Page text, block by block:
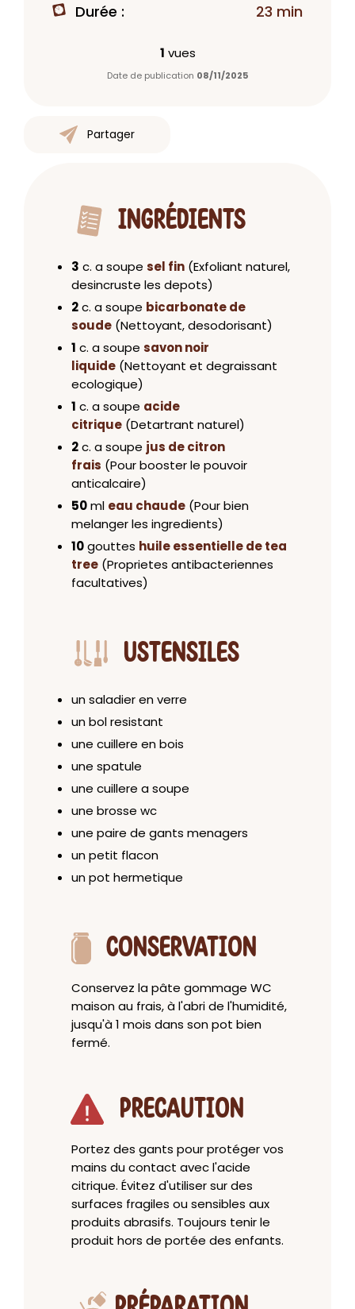
Durée : 23 min
1 vues
Date de publication 08/11/2025
Partager
INGRÉDIENTS
3 c. a soupe sel fin (Exfoliant naturel,
desincruste les depots)
2c. a soupe bicarbonate de
soude (Nettoyant, desodorisant)
1 c. a soupe savon noir
liquide (Nettoyant et degraissant
ecologique)
1 c. a soupe acide
citrique (Detartrant naturel)
2c. a soupe jus de citron
frais (Pour booster le pouvoir
anticalcaire)
50ml eau chaude (Pour bien
melanger les ingredients)
10gouttes huile essentielle de tea
tree (Proprietes antibacteriennes
facultatives)
USTENSILES
un saladier en verre
un bol resistant
une cuillere en bois
une spatule
une cuillere a soupe
une brosse wc
une paire de gants menagers
un petit flacon
un pot hermetique
CONSERVATION
Conservez la pâte gommage WC
maison au frais, à l'abri de l'humidité,
jusqu'à 1 mois dans son pot bien
fermé.
PRECAUTION
Portez des gants pour protéger vos
mains du contact avec l'acide
citrique. Évitez d'utiliser sur des
surfaces fragiles ou sensibles aux
produits abrasifs. Toujours tenir le
produit hors de portée des enfants.